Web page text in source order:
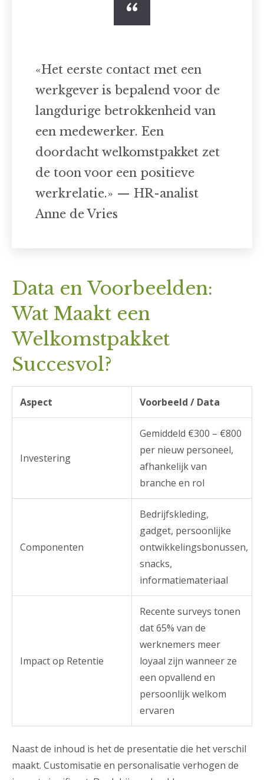
«Het eerste contact met een
werkgever is bepalend voor de
langdurige betrokkenheid van
een medewerker. Een
doordacht welkomstpakket zet
de toon voor een positieve
werkrelatie.» — HR-analist
Anne de Vries
Data en Voorbeelden:
Wat Maakt een
Welkomstpakket
Succesvol?
Aspect Voorbeeld / Data
Investering
Gemiddeld €300 – €800
per nieuw personeel,
afhankelijk van
branche en rol
Componenten
Bedrijfskleding,
gadget, persoonlijke
ontwikkelingsbonussen,
snacks,
informatiemateriaal
Impact op Retentie
Recente surveys tonen
dat 65% van de
werknemers meer
loyaal zijn wanneer ze
een opvallend en
persoonlijk welkom
ervaren
Naast de inhoud is het de presentatie die het verschil
maakt. Customisatie en personalisatie verhogen de